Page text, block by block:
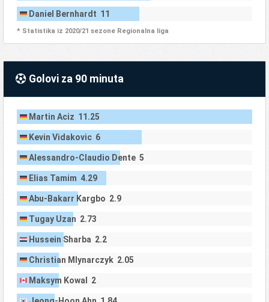
Daniel Bernhardt 11
* Statistika iz 2020/21 sezone Regionalna liga
Golovi za 90 minuta
Martin Aciz 11.25
Kevin Vidakovic 6
Alessandro-Claudio Dente 5
Elias Tamim 4.29
Abu-Bakarr Kargbo 2.9
Tugay Uzan 2.73
Hussein Sharba 2.2
Christian Mlynarczyk 2.05
Maksym Kowal 2